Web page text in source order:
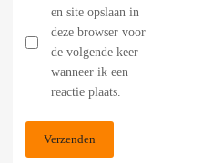
en site opslaan in
deze browser voor
de volgende keer
wanneer ik een
reactie plaats.